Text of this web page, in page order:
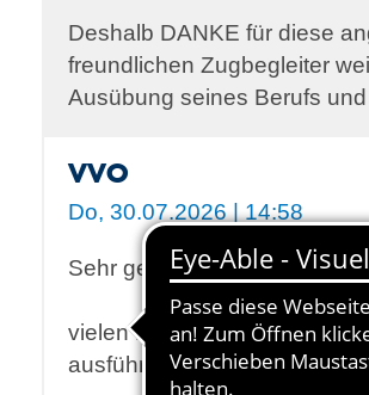
Deshalb DANKE für diese
freundlichen Zugbegleiter
Ausübung seines Berufs
VVO
Do, 30.07.2026 | 14:58
Sehr geehrte Frau Kunze,
vielen Dank, dass Sie sich
ausführliche und